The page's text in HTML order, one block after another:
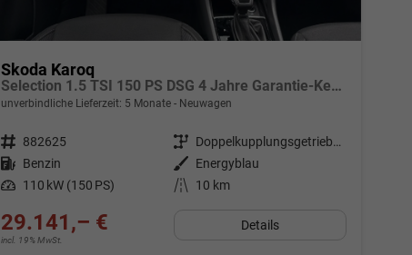
Skoda Karoq
Selection 1.5 TSI 150 PS DSG 4 Jahre Garantie-Keyless Start-AppleCarPlay-AndroidAuto-Sunset-Tempomat-2-Zonen-Klima-16''Alu
unverbindliche Lieferzeit: 5 Monate Neuwagen
Fahrzeugnr. 882625 Getriebe
Doppelkupplungsgetriebe (DSG)
Kraftstoff Benzin Außenfarbe
Energyblau
Leistung 110 kW (150 PS) Kilometerstand 10 km
29.141,– €
incl. 19% MwSt.
Details